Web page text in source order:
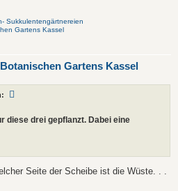
Sukkulentengärtnereien
Gartens Kassel
Gartens Kassel
diese drei gepflanzt. Dabei eine
Seite der Scheibe ist die Wüste. . .